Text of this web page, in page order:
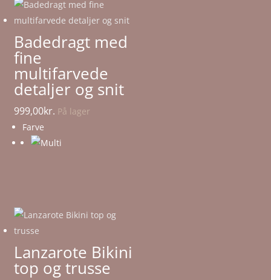
Badedragt med
fine
multifarvede
detaljer og snit
999,00kr. På lager
Farve
Lanzarote Bikini
top og trusse